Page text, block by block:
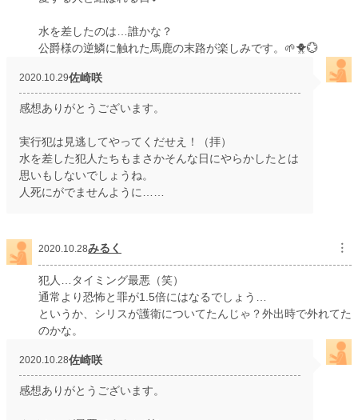
水を差したのは…誰かな？
公爵様の逆鱗に触れた馬鹿の末路が楽しみです。🌱🐥💮
2020.10.29佐崎咲
感想ありがとうございます。
実行犯は見逃してやってくだせえ！（拝）
水を差した犯人たちもまさかそんな日にやらかしたとは
思いもしないでしょうね。
人死にがでませんように……
2020.10.28みるく ︙
犯人…タイミング最悪（笑）
通常より恐怖と罪が1.5倍にはなるでしょう…
というか、シリスが護衛についてたんじゃ？外出時で外れてた
のかな。
2020.10.28佐崎咲
感想ありがとうございます。